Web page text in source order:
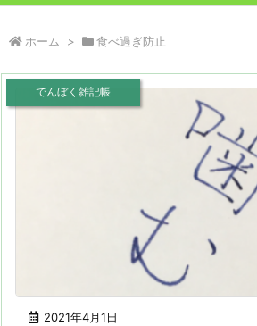
ホーム > 食べ過ぎ防止
2021年4月1日
でんぼく雑記帳